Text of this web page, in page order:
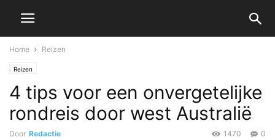
Home Reizen
Reizen
4 tips voor een onvergetelijke
rondreis door west Australië
Door Redactie 0
1470